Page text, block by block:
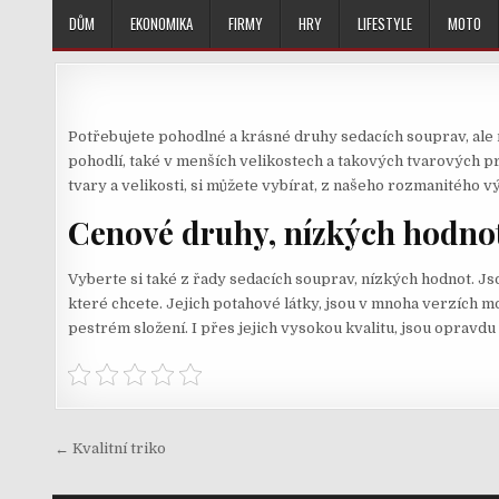
content
DŮM EKONOMIKA FIRMY HRY LIFESTYLE MOTO
Potřebujete pohodlné a krásné druhysedacích souprav, ale
pohodlí, také v menších velikostech a takových tvarových
tvary a velikosti, si můžete vybírat, z našeho rozmanitého
Cenové druhy, nízkých
Vyberte si také z řady sedacích souprav, nízkých hodnot.
které chcete. Jejich potahové látky, jsou v mnoha verzích
pestrém složení. I přes jejich vysokou kvalitu, jsou
Navigace
← Kvalitní triko